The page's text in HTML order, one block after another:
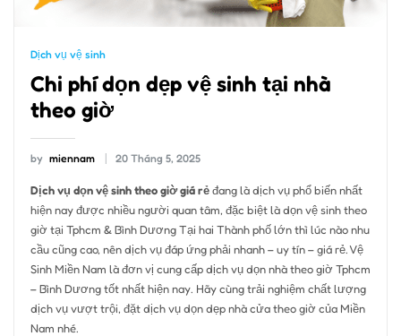
Dịch vụ vệ sinh
Chi phí dọn dẹp vệ sinh tại nhà
theo giờ
by miennam 20 Tháng 5, 2025
Dịch vụ dọn vệ sinh theo giờ giá rẻđang là dịch vụ phổ biến nhất
hiện nay được nhiều người quan tâm, đặc biệt là dọn vệ sinh theo
giờ tại Tphcm & Bình Dương Tại hai Thành phố lớn thì lúc nào nhu
cầu cũng cao, nên dịch vụ đáp ứng phải nhanh – uy tín – giá rẻ. Vệ
Sinh Miền Nam là đơn vị cung cấp dịch vụ dọn nhà theo giờ Tphcm
– Bình Dương tốt nhất hiện nay. Hãy cùng trải nghiệm chất lượng
dịch vụ vượt trội, đặt dịch vụ dọn dẹp nhà cửa theo giờ của Miền
Nam nhé.